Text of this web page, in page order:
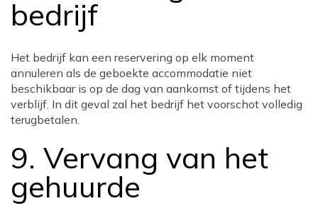
bedrijf
Het bedrijf kan een reservering op elk moment
annuleren als de geboekte accommodatie niet
beschikbaar is op de dag van aankomst of tijdens het
verblijf. In dit geval zal het bedrijf het voorschot volledig
terugbetalen.
9. Vervang van het
gehuurde